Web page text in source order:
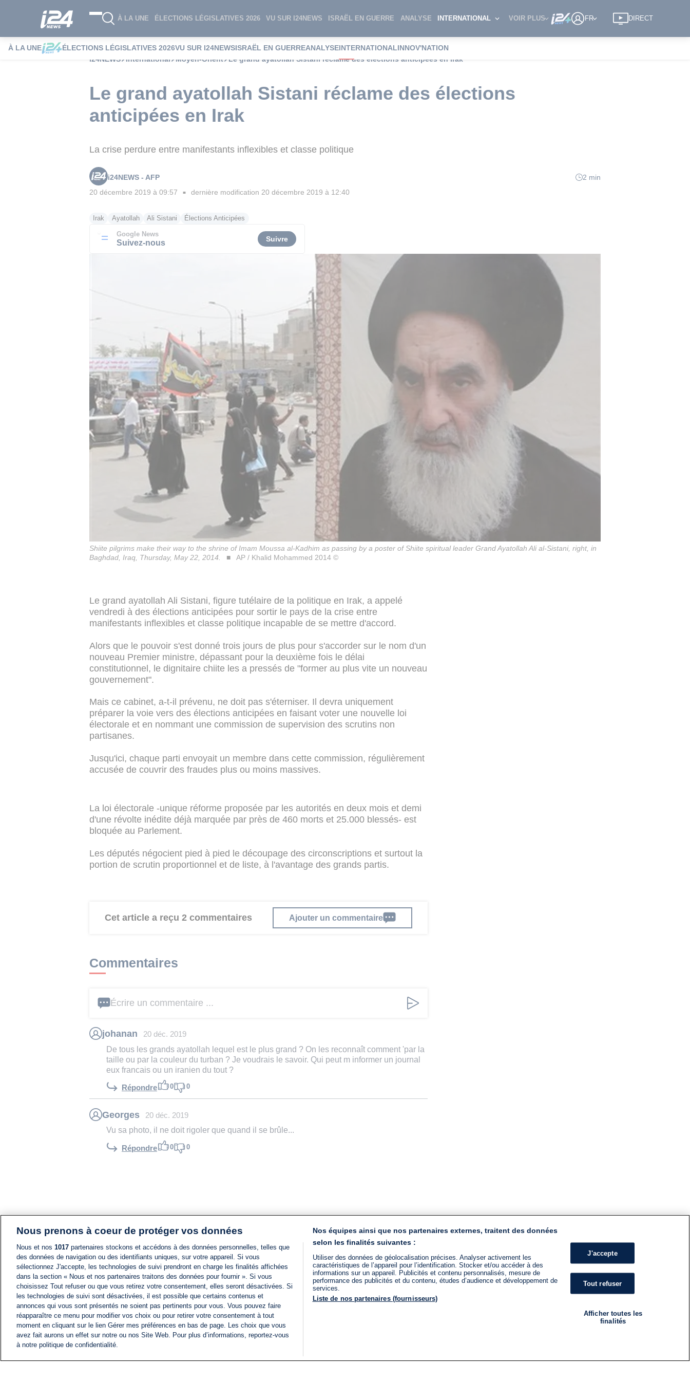
À LA UNE ÉLECTIONS LÉGISLATIVES 2026 VU SUR I24NEWS ISRAËL EN GUERRE ANALYSE INTERNATIONAL VOIR PLUS FR DIRECT
À LA UNE ÉLECTIONS LÉGISLATIVES 2026VU SUR I24NEWSISRAËL EN GUERREANALYSEINTERNATIONALINNOV'NATION
i24NEWS
International Moyen-Orient Le grand ayatollah Sistani réclame des élections anticipées en Irak
Le grand ayatollah Sistani réclame des élections
anticipées en Irak
La crise perdure entre manifestants inflexibles et classe politique
i24NEWS - AFP
2 min
20 décembre 2019 à 09:57 ■ dernière modification 20 décembre 2019 à 12:40
Irak Ayatollah Ali Sistani Élections Anticipées
Google News
Suivez-nous Suivre
Shiite pilgrims make their way to the shrine of Imam Moussa al-Kadhim as passing by a poster of Shiite spiritual leader Grand Ayatollah Ali al-Sistani, right, in
Baghdad, Iraq, Thursday, May 22, 2014.
AP / Khalid Mohammed 2014 ©
Le grand ayatollah Ali Sistani, figure tutélaire de la politique en Irak, a appelé
vendredi à des élections anticipées pour sortir le pays de la crise entre
manifestants inflexibles et classe politique incapable de se mettre d'accord.
Alors que le pouvoir s'est donné trois jours de plus pour s'accorder sur le nom d'un
nouveau Premier ministre, dépassant pour la deuxième fois le délai
constitutionnel, le dignitaire chiite les a pressés de "former au plus vite un nouveau
gouvernement".
Mais ce cabinet, a-t-il prévenu, ne doit pas s'éterniser. Il devra uniquement
préparer la voie vers des élections anticipées en faisant voter une nouvelle loi
électorale et en nommant une commission de supervision des scrutins non
partisanes.
Jusqu'ici, chaque parti envoyait un membre dans cette commission, régulièrement
accusée de couvrir des fraudes plus ou moins massives.
La loi électorale -unique réforme proposée par les autorités en deux mois et demi
d'une révolte inédite déjà marquée par près de 460 morts et 25.000 blessés- est
bloquée au Parlement.
Les députés négocient pied à pied le découpage des circonscriptions et surtout la
portion de scrutin proportionnel et de liste, à l'avantage des grands partis.
Cet article a reçu 2 commentaires Ajouter un commentaire
Commentaires
Écrire un commentaire ...
johanan 20 déc. 2019
De tous les grands ayatollah lequel est le plus grand ? On les reconnaît comment 'par la
taille ou par la couleur du turban ? Je voudrais le savoir. Qui peut m informer un journal
eux francais ou un iranien du tout ?
Répondre 0 0
Georges 20 déc. 2019
Vu sa photo, il ne doit rigoler que quand il se brûle...
Répondre 0 0
Nous prenons à coeur de protéger vos données
Nous et nos 1017 partenaires stockons et accédons à des données personnelles, telles que
des données de navigation ou des identifiants uniques, sur votre appareil. Si vous
sélectionnez J'accepte, les technologies de suivi prendront en charge les finalités affichées
dans la section « Nous et nos partenaires traitons des données pour fournir ». Si vous
choisissez Tout refuser ou que vous retirez votre consentement, elles seront désactivées. Si
les technologies de suivi sont désactivées, il est possible que certains contenus et
annonces qui vous sont présentés ne soient pas pertinents pour vous. Vous pouvez faire
réapparaître ce menu pour modifier vos choix ou pour retirer votre consentement à tout
moment en cliquant sur le lien Gérer mes préférences en bas de page. Les choix que vous
avez fait aurons un effet sur notre ou nos Site Web. Pour plus d’informations, reportez-vous
à notre politique de confidentialité.
Nos équipes ainsi que nos partenaires externes, traitent des données
selon les finalités suivantes :
Utiliser des données de géolocalisation précises. Analyser activement les
caractéristiques de l’appareil pour l’identification. Stocker et/ou accéder à des
informations sur un appareil. Publicités et contenu personnalisés, mesure de
performance des publicités et du contenu, études d’audience et développement de
services.
Liste de nos partenaires (fournisseurs)
J'accepte
Tout refuser
Afficher toutes les
finalités